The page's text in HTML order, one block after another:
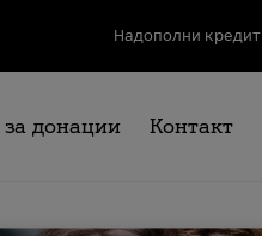
Надополни кредит
донации Контакт